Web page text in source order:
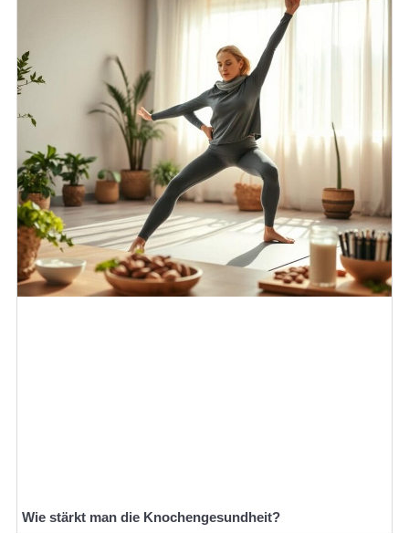
Wie stärkt man die Knochengesundheit?